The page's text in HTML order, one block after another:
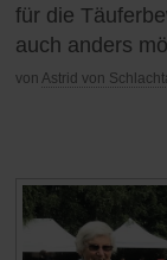
für die
auch anders
von Astrid von